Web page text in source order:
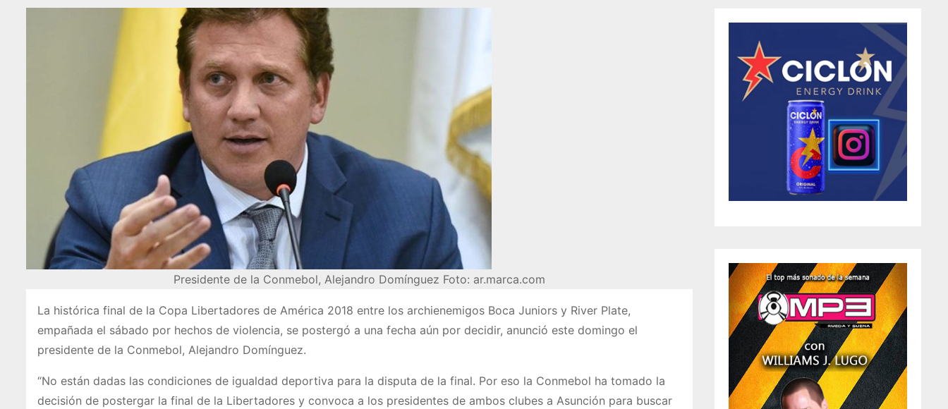
Presidente de la Conmebol, Alejandro Domínguez Foto: ar.marca.com
La histórica final de la Copa Libertadores de América 2018 entre los archienemigos Boca Juniors y River Plate,
empañada el sábado por hechos de violencia, se postergó a una fecha aún por decidir, anunció este domingo el
presidente de la Conmebol, Alejandro Domínguez.
“No están dadas las condiciones de igualdad deportiva para la disputa de la final. Por eso la Conmebol ha tomado la
decisión de postergar la final de la Libertadores y convoca a los presidentes de ambos clubes a Asunción para buscar